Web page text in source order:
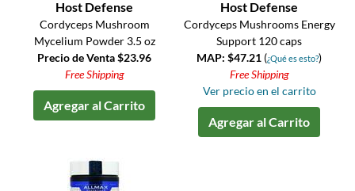
Host Defense
Cordyceps Mushroom
Mycelium Powder 3.5 oz
Precio de Venta $23.96
Free Shipping
Agregar al Carrito
Host Defense
Cordyceps Mushrooms Energy
Support 120 caps
MAP: $47.21 (¿Qué es esto?)
Free Shipping
Ver precio en el carrito
Agregar al Carrito